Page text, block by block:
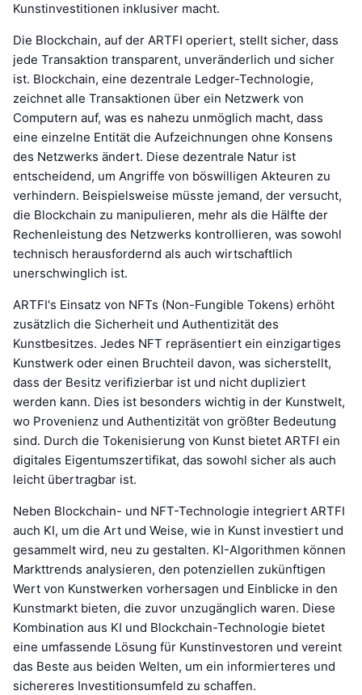
Kunstinvestitionen inklusiver macht.
Die Blockchain, auf der ARTFI operiert, stellt sicher, dass
jede Transaktion transparent, unveränderlich und sicher
ist. Blockchain, eine dezentrale Ledger-Technologie,
zeichnet alle Transaktionen über ein Netzwerk von
Computern auf, was es nahezu unmöglich macht, dass
eine einzelne Entität die Aufzeichnungen ohne Konsens
des Netzwerks ändert. Diese dezentrale Natur ist
entscheidend, um Angriffe von böswilligen Akteuren zu
verhindern. Beispielsweise müsste jemand, der versucht,
die Blockchain zu manipulieren, mehr als die Hälfte der
Rechenleistung des Netzwerks kontrollieren, was sowohl
technisch herausfordernd als auch wirtschaftlich
unerschwinglich ist.
ARTFI's Einsatz von NFTs (Non-Fungible Tokens) erhöht
zusätzlich die Sicherheit und Authentizität des
Kunstbesitzes. Jedes NFT repräsentiert ein einzigartiges
Kunstwerk oder einen Bruchteil davon, was sicherstellt,
dass der Besitz verifizierbar ist und nicht dupliziert
werden kann. Dies ist besonders wichtig in der Kunstwelt,
wo Provenienz und Authentizität von größter Bedeutung
sind. Durch die Tokenisierung von Kunst bietet ARTFI ein
digitales Eigentumszertifikat, das sowohl sicher als auch
leicht übertragbar ist.
Neben Blockchain- und NFT-Technologie integriert ARTFI
auch KI, um die Art und Weise, wie in Kunst investiert und
gesammelt wird, neu zu gestalten. KI-Algorithmen können
Markttrends analysieren, den potenziellen zukünftigen
Wert von Kunstwerken vorhersagen und Einblicke in den
Kunstmarkt bieten, die zuvor unzugänglich waren. Diese
Kombination aus KI und Blockchain-Technologie bietet
eine umfassende Lösung für Kunstinvestoren und vereint
das Beste aus beiden Welten, um ein informierteres und
sichereres Investitionsumfeld zu schaffen.